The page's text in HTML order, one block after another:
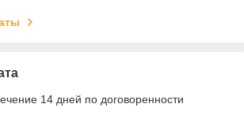
14 дней по договоренности